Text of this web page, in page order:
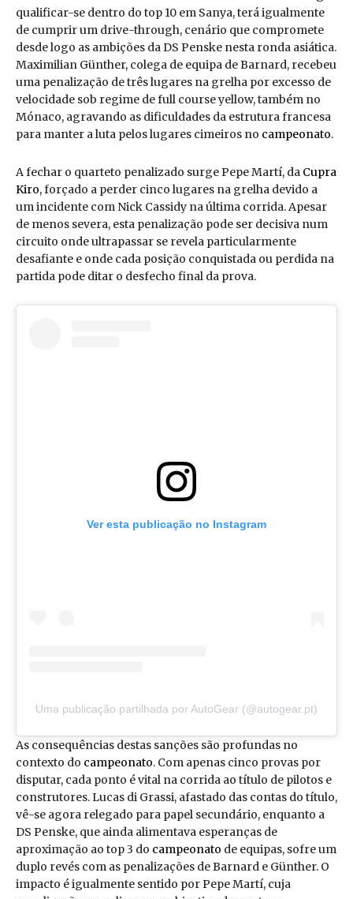
qualificar-se dentro do top 10 em Sanya, terá igualmente
de cumprir um drive-through, cenário que compromete
desde logo as ambições da DS Penske nesta ronda asiática.
Maximilian Günther, colega de equipa de Barnard, recebeu
uma penalização de três lugares na grelha por excesso de
velocidade sob regime de full course yellow, também no
Mónaco, agravando as dificuldades da estrutura francesa
para manter a luta pelos lugares cimeiros no campeonato.
A fechar o quarteto penalizado surge Pepe Martí, da Cupra
Kiro, forçado a perder cinco lugares na grelha devido a
um incidente com Nick Cassidy na última corrida. Apesar
de menos severa, esta penalização pode ser decisiva num
circuito onde ultrapassar se revela particularmente
desafiante e onde cada posição conquistada ou perdida na
partida pode ditar o desfecho final da prova.
Ver esta publicação no Instagram
Uma publicação partilhada por AutoGear (@autogear.pt)
As consequências destas sanções são profundas no
contexto do campeonato. Com apenas cinco provas por
disputar, cada ponto é vital na corrida ao título de pilotos e
construtores. Lucas di Grassi, afastado das contas do título,
vê-se agora relegado para papel secundário, enquanto a
DS Penske, que ainda alimentava esperanças de
aproximação ao top 3 do campeonato de equipas, sofre um
duplo revés com as penalizações de Barnard e Günther. O
impacto é igualmente sentido por Pepe Martí, cuja